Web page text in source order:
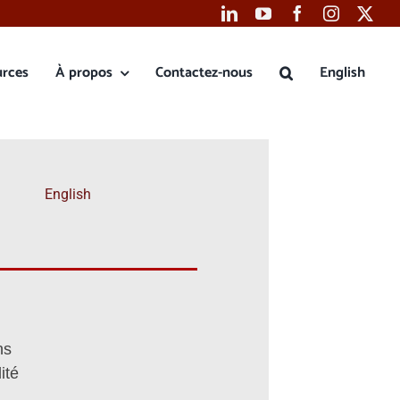
À propos Contactez-nous English
English